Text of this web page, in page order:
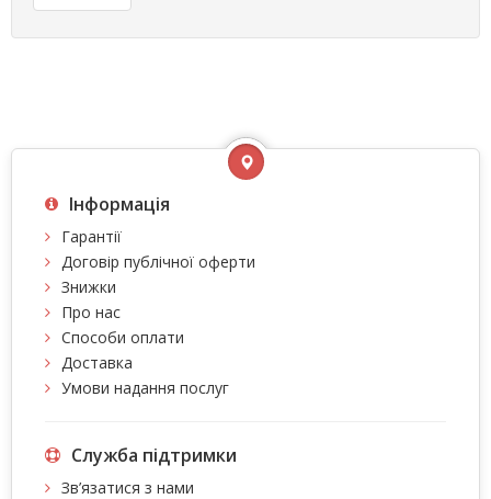
Інформація
Гарантії
Договір публічної оферти
Знижки
Про нас
Способи оплати
Доставка
Умови надання послуг
Служба підтримки
Зв’язатися з нами